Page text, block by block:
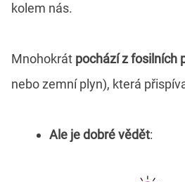
kolem nás.
Mnohokrát pochází z fosilních
nebo zemní plyn), která
Ale je dobré vědět: